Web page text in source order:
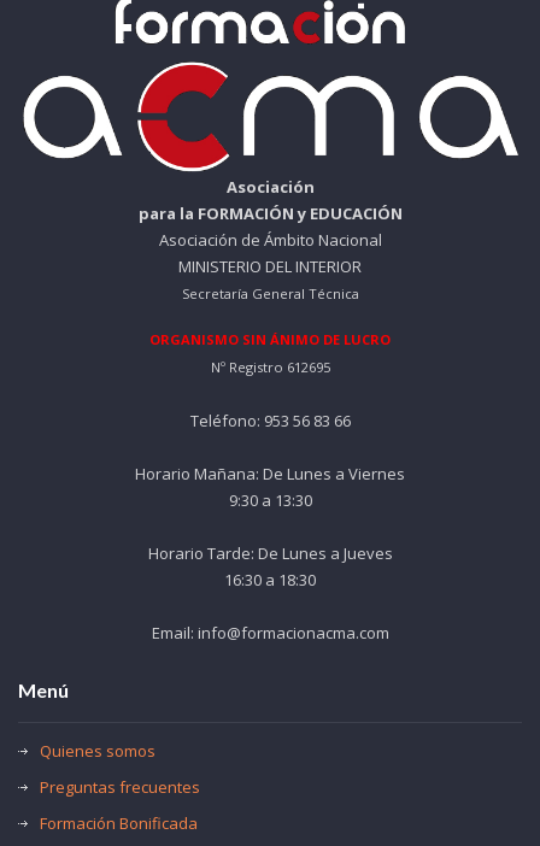
Asociación
para la FORMACIÓN y EDUCACIÓN
Asociación de Ámbito Nacional
MINISTERIO DEL INTERIOR
Secretaría General Técnica
ORGANISMO SIN ÁNIMO DE LUCRO
Nº Registro 612695
Teléfono: 953 56 83 66
Horario Mañana: De Lunes a Viernes
9:30 a 13:30
Horario Tarde: De Lunes a Jueves
16:30 a 18:30
Email: info@formacionacma.com
Menú
Quienes somos
Preguntas frecuentes
Formación Bonificada